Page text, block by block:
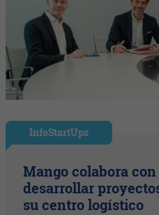
InfoStartUps
Mango colabora
desarrollar
su centro logístico